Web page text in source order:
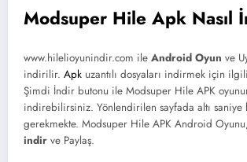
Modsuper Hile Apk Nasıl
www.hilelioyunindir.com ile Android Oyun ve
indirilir. Apk uzantılı dosyaları indirmek için
Şimdi İndir butonu ile Modsuper Hile APK
indirebilirsiniz. Yönlendirilen sayfada altı saniye
gerekmekte. Modsuper Hile APK Android
indir ve Paylaş.